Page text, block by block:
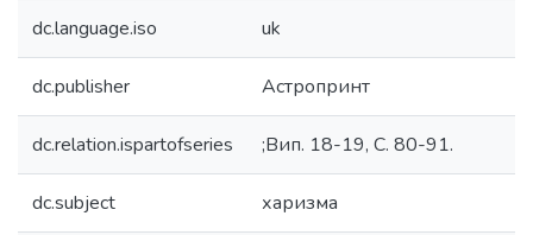
dc.language.iso uk
dc.publisher Астропринт
dc.relation.ispartofseries ;Вип. 18-19, С. 80-91.
dc.subject харизма